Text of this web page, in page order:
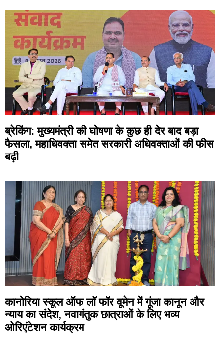
ब्रेकिंग: मुख्यमंत्री की घोषणा के कुछ ही देर बाद बड़ा
फैसला, महाधिवक्ता समेत सरकारी अधिवक्ताओं की फीस
बढ़ी
कानोरिया स्कूल ऑफ लॉ फॉर वूमेन में गूंजा कानून और
न्याय का संदेश, नवागंतुक छात्राओं के लिए भव्य
ओरिएंटेशन कार्यक्रम